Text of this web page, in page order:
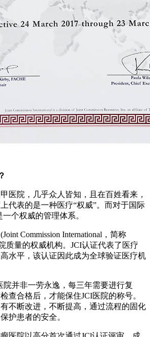
院，几乎众人皆知，且在百姓看来，
代表的是一种医疗“权威”。而对于国际
个权威的管理体系。
Commission International，简称
质量的权威机构。JCI认证代表了医疗
水平，该认证因此成为全球验证医疗机
并非一劳永逸，每三年需要进行复
查合格后，才能保住JCI医院的称号。
不断改进，不断提高，通过流程的固化
护患者的安全。